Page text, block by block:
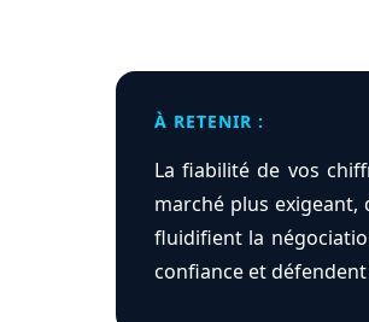
À RETENIR :
La fiabilité de vos
marché plus
fluidifient la
confiance et